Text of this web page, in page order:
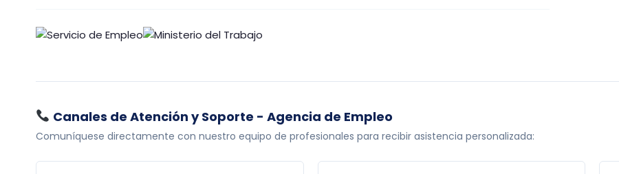
Canales de Atención y Soporte - Agencia de Empleo
Comuníquese directamente con nuestro equipo de profesionales para recibir asistencia personalizada: